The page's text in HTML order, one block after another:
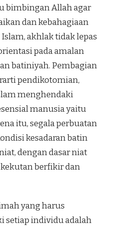
bimbingan Allah agar
dan kebahagiaan
akhlak tidak lepas
pada amalan
batiniyah. Pembagian
pendikotomian,
menghendaki
manusia yaitu
itu, segala perbuatan
kesadaran batin
dengan dasar niat
berfikir dan
yang harus
setiap individu adalah